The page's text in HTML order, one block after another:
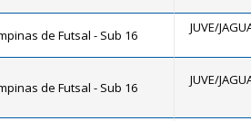
de Futsal - Sub 16 JUVE/
de Futsal - Sub 16 JUVE/